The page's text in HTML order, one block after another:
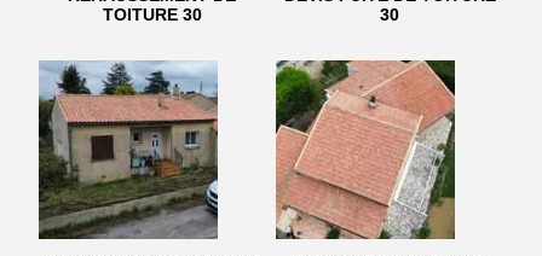
TOITURE 30
30